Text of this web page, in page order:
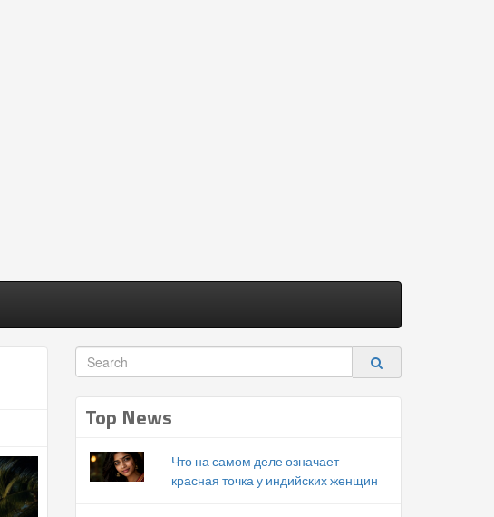
Top News
Что на самом деле означает
красная точка у индийских женщин